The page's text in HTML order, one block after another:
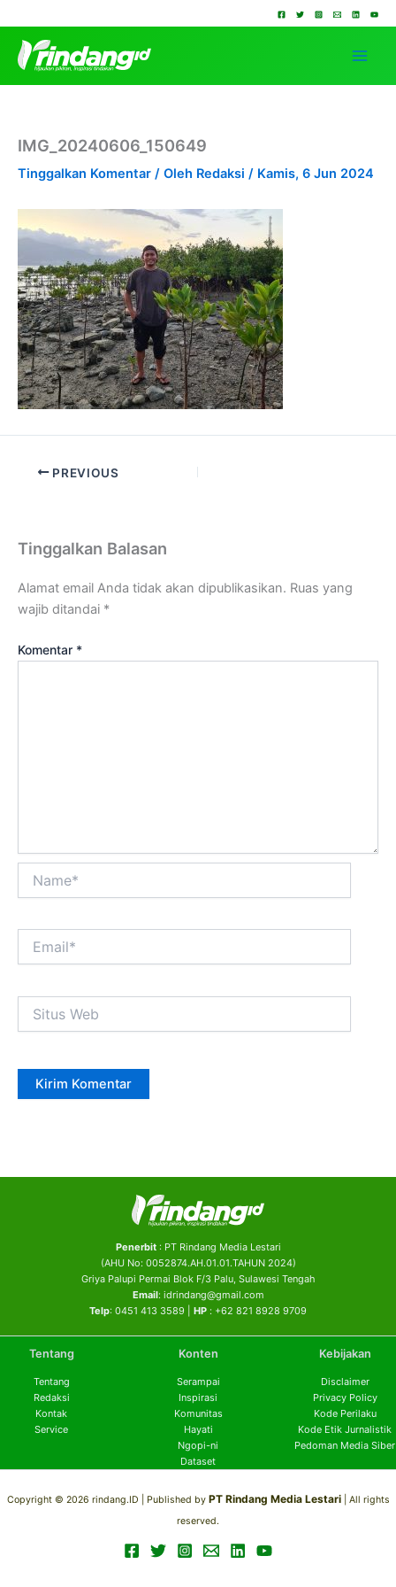
ke
konten
IMG_20240606_150649
Tinggalkan Komentar / Oleh Redaksi / Kamis, 6 Jun 2024
PREVIOUS
Tinggalkan Balasan
Alamat email Anda tidak akan dipublikasikan. Ruas yang
wajib ditandai *
Komentar *
Web
Penerbit: PT Rindang Media Lestari
(AHU No: 0052874.AH.01.01.TAHUN 2024)
Griya Palupi Permai Blok F/3 Palu, Sulawesi Tengah
Email: idrindang@gmail.com
Telp: 0451 413 3589 | HP : +62 821 8928 9709
Tentang
Tentang
Redaksi
Kontak
Service
Konten
Serampai
Inspirasi
Komunitas
Hayati
Ngopi-ni
Dataset
Kebijakan
Disclaimer
Privacy Policy
Kode Perilaku
Kode Etik Jurnalistik
Pedoman Media Siber
Copyright © 2026 rindang.ID | Published by PT Rindang Media Lestari| All rights
reserved.